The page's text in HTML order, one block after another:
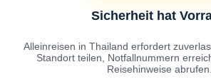
Sicherheit hat
Alleinreisen in Thailand erfordert
Standort teilen, Notfallnummern
Reisehinweise abrufen.